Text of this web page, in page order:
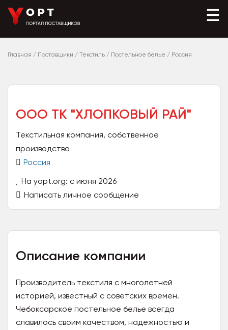
☰
Главная / Поставщики / Текстиль / Постельное белье / Россия
ООО ТК "ХЛОПКОВЫЙ РАЙ"
Текстильная компания, собственное
производство
Россия
На yopt.org: с июня 2026
Написать личное сообщение
Описание компании
Производитель текстиля с многолетней
историей, известный с советских времен.
Чебоксарское постельное белье всегда
славилось своим качеством, надежностью и